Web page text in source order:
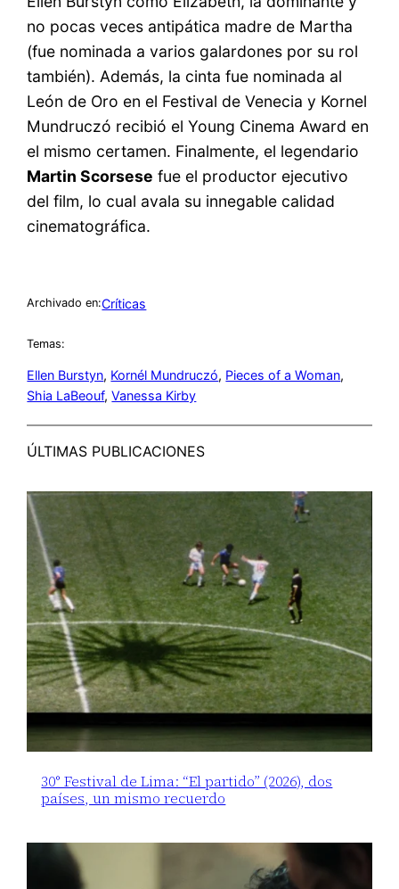
no pocas veces antipática madre de Martha
(fue nominada a varios galardones por su rol
también). Además, la cinta fue nominada al
León de Oro en el Festival de Venecia y Kornel
Mundruczó recibió el Young Cinema Award en
el mismo certamen. Finalmente, el legendario
Martin Scorsese fue el productor ejecutivo
del film, lo cual avala su innegable calidad
cinematográfica.
Archivado en:Críticas
Temas:
Ellen Burstyn, Kornél Mundruczó, Pieces of a Woman
Shia LaBeouf, Vanessa Kirby
ÚLTIMAS PUBLICACIONES
30° Festival de Lima: “El partido” (2026), dos
países, un mismo recuerdo